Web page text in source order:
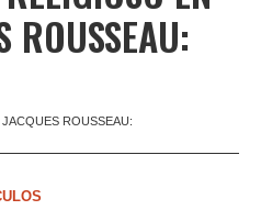
ROUSSEAU:
ROUSSEAU: